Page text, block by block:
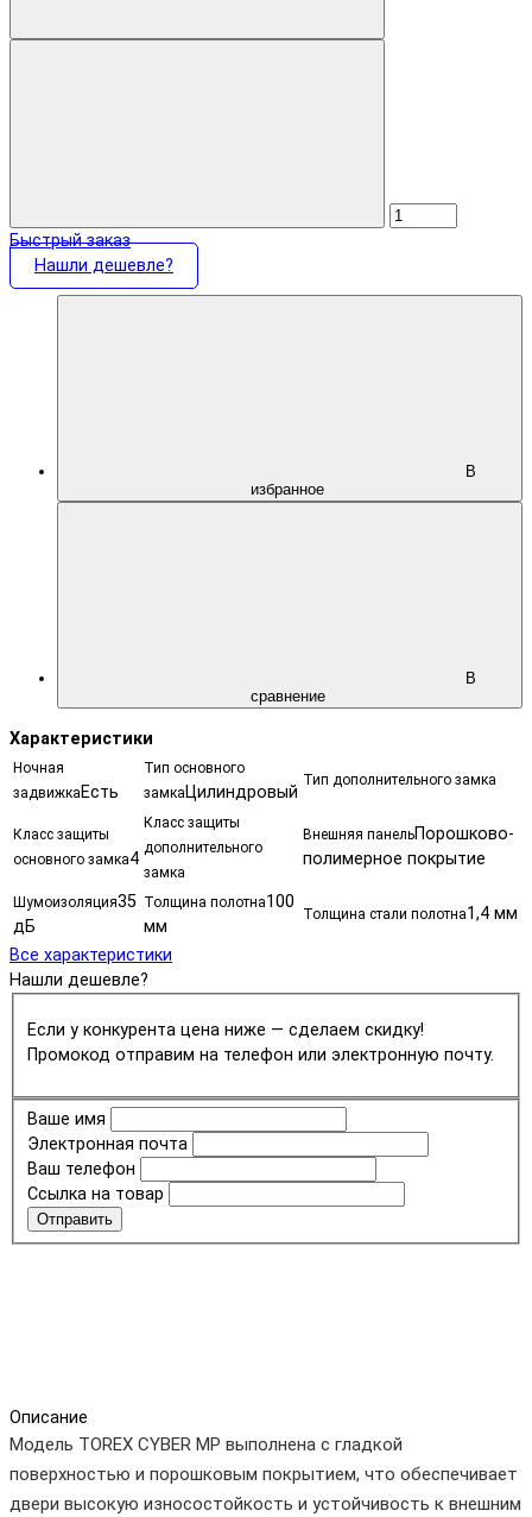
Быстрый заказ
Нашли дешевле?
В
избранное
В
сравнение
Характеристики
Ночная
задвижка Есть
Тип основного
замка Цилиндровый
Тип дополнительного замка
Класс защиты
основного замка4
Класс защиты
дополнительного
замка
Внешняя панельПорошково-
полимерное покрытие
Шумоизоляция35
дБ
Толщина полотна100
мм
Толщина стали полотна1,4 мм
Все характеристики
Нашли дешевле?
Если у конкурента цена ниже — сделаем скидку!
Промокод отправим на телефон или электронную почту.
Ваше имя
Электронная почта
Ваш телефон
Ссылка на товар
Отправить
Описание
Модель TOREX CYBER MP выполнена с гладкой
поверхностью и порошковым покрытием, что обеспечивает
двери высокую износостойкость и устойчивость к внешним